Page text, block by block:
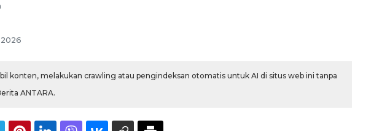
2026
konten, melakukan crawling atau pengindeksan otomatis untuk AI di situs web ini tanpa
ANTARA.
Indonesia